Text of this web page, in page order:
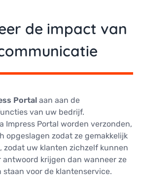
de impact van
Portal aan aan de
van uw bedrijf.
Impress Portal worden verzonden,
opgeslagen zodat ze gemakkelijk
zodat uw klanten zichzelf kunnen
antwoord krijgen dan wanneer ze
voor de klantenservice.